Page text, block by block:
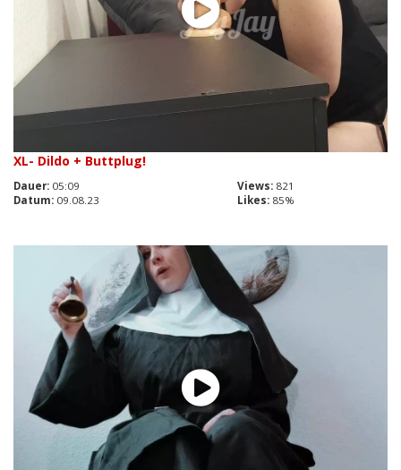
XL- Dildo + Buttplug!
Dauer: 05:09 Views: 821
Datum: 09.08.23 Likes: 85%